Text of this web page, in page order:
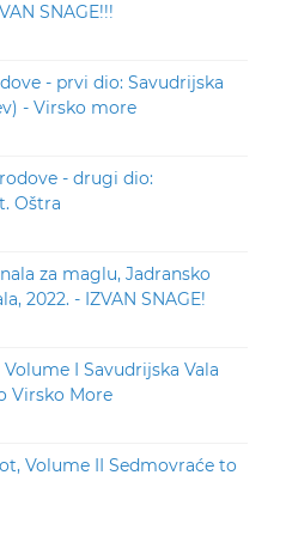
SNAGE!!!
- prvi dio: Savudrijska
- Virsko more
- drugi dio:
Oštra
za maglu, Jadransko
2022. - IZVAN SNAGE!
I Savudrijska Vala
Virsko More
Volume II Sedmovraće to